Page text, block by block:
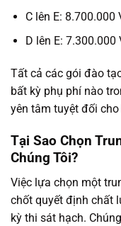
C lên E: 8.700.000
D lên E: 7.300.000
Tất cả các gói đào
bất kỳ phụ phí nào
yên tâm tuyệt đối cho
Tại Sao Chọn
Chúng Tôi?
Việc lựa chọn một
chốt quyết định chất
kỳ thi sát hạch.